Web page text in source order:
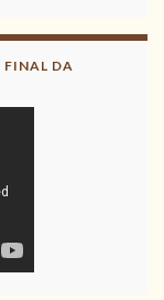
FINAL DA